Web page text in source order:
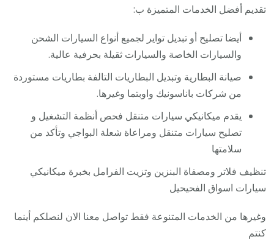
تقديم أفضل الخدمات المتميزة ب:
أيضا تصليح أو تبديل تواير لجميع أنواع السيارات الشحن
والسيارات الخاصة والسيارات ثقيلة بحرفية عالية.
صيانة البطارية وتبديل البطاريات التالفة بطاريات مستوردة
من شركات باناسونيك واوبتما وغيرها.
يقدم ميكانيكي سيارات متنقل فحص أنظمة التشغيل و
تصليح سيارات متنقل ومراعاة شعلة البواجي وتأكد من
سلامتها
تنظيف فلاتر ومصفاة البنزين وتزيت الفرامل بخبرة ميكانيكي
سيارات اسواق الفحيحيل
وغيرها من الخدمات المتنوعة فقط تواصل معنا الان لنصلكم أينما
كنتم